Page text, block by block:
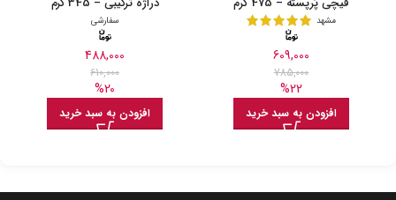
مشهد
609,000
785,000
%22
افزودن به سبد خرید
سفارشی
488,000
610,000
%20
افزودن به سبد خرید